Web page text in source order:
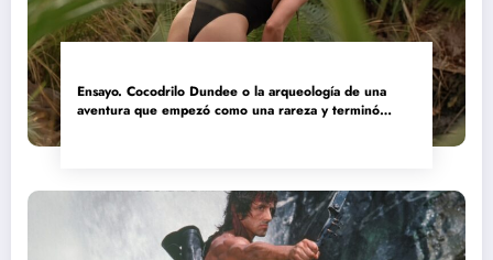
Ensayo. Cocodrilo Dundee o la arqueología de una
aventura que empezó como una rareza y terminó